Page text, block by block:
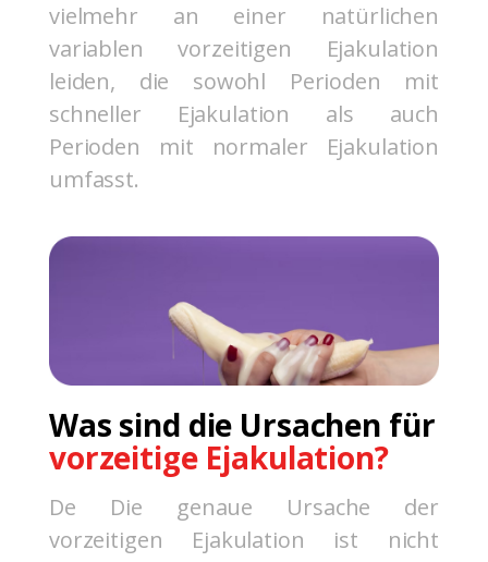
vielmehr an einer natürlichen
variablen vorzeitigen Ejakulation
leiden, die sowohl Perioden mit
schneller Ejakulation als auch
Perioden mit normaler Ejakulation
umfasst.
Was sind die Ursachen für
vorzeitige Ejakulation?
De Die genaue Ursache der
vorzeitigen Ejakulation ist nicht